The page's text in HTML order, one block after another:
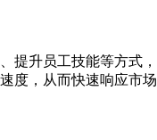
提升员工技能等方式
度，从而快速响应市